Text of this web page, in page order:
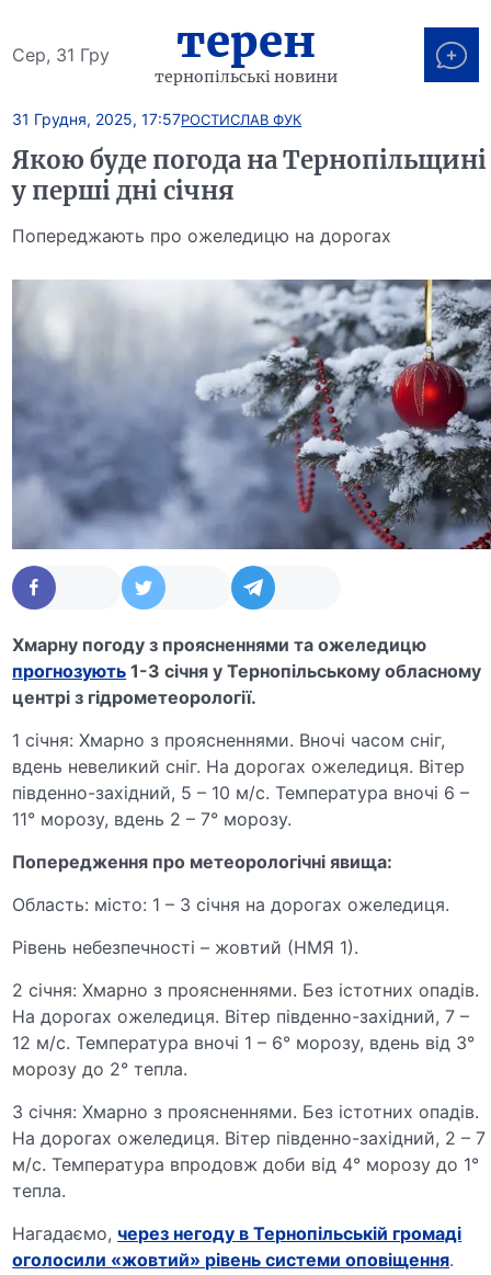
Сер, 31 Гру терен
тернопільські новини
31 Грудня, 2025, 17:57РОСТИСЛАВ ФУК
Якою буде погода на Тернопільщині
у перші дні січня
Попереджають про ожеледицю на дорогах
Хмарну погоду з проясненнями та ожеледицю
прогнозують 1-3 січня у Тернопільському обласному
центрі з гідрометеорології.
1 січня: Хмарно з проясненнями. Вночі часом сніг,
вдень невеликий сніг. На дорогах ожеледиця. Вітер
південно-західний, 5 – 10 м/с. Температура вночі 6 –
11° морозу, вдень 2 – 7° морозу.
Попередження про метеорологічні явища:
Область: місто: 1 – 3 січня на дорогах ожеледиця.
Рівень небезпечності – жовтий (НМЯ 1).
2 січня: Хмарно з проясненнями. Без істотних опадів.
На дорогах ожеледиця. Вітер південно-західний, 7 –
12 м/с. Температура вночі 1 – 6° морозу, вдень від 3°
морозу до 2° тепла.
3 січня: Хмарно з проясненнями. Без істотних опадів.
На дорогах ожеледиця. Вітер південно-західний, 2 – 7
м/с. Температура впродовж доби від 4° морозу до 1°
тепла.
Нагадаємо, через негоду в Тернопільській громаді
оголосили «жовтий» рівень системи оповіщення.